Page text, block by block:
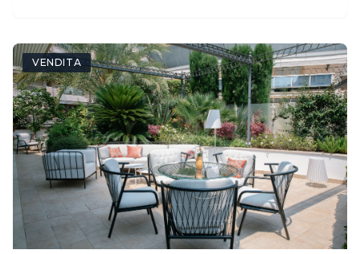
VENDITA